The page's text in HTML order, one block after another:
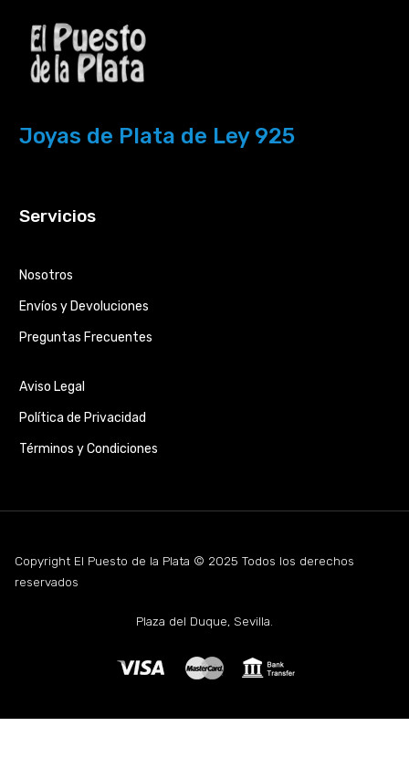
Joyas de Plata de Ley 925
Servicios
Nosotros
Envíos y Devoluciones
Preguntas Frecuentes
Aviso Legal
Política de Privacidad
Términos y Condiciones
Copyright El Puesto de la Plata © 2025 Todos los derechos
reservados
Plaza del Duque, Sevilla.